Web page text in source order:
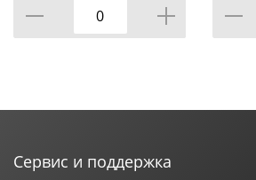
Сервис и поддержка